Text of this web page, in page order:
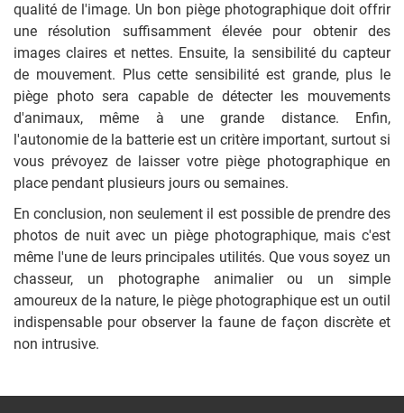
qualité de l'image. Un bon piège photographique doit offrir
une résolution suffisamment élevée pour obtenir des
images claires et nettes. Ensuite, la sensibilité du capteur
de mouvement. Plus cette sensibilité est grande, plus le
piège photo sera capable de détecter les mouvements
d'animaux, même à une grande distance. Enfin,
l'autonomie de la batterie est un critère important, surtout si
vous prévoyez de laisser votre piège photographique en
place pendant plusieurs jours ou semaines.
En conclusion, non seulement il est possible de prendre des
photos de nuit avec un piège photographique, mais c'est
même l'une de leurs principales utilités. Que vous soyez un
chasseur, un photographe animalier ou un simple
amoureux de la nature, le piège photographique est un outil
indispensable pour observer la faune de façon discrète et
non intrusive.